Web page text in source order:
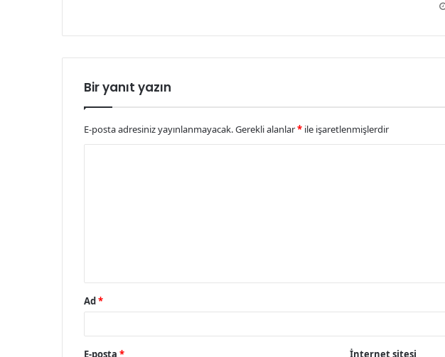
Bir yanıt yazın
E-posta adresiniz yayınlanmayacak.Gerekli alanlar* ile işaretlenmişlerdir
Ad*
E-posta * İnternet sitesi